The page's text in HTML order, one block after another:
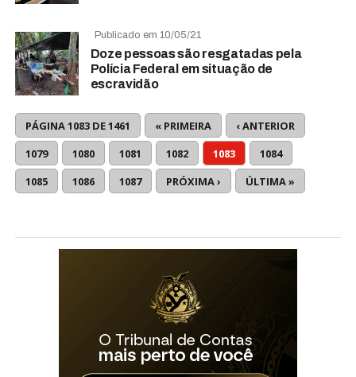
Publicado em 10/05/21
Doze pessoas são resgatadas pela
Polícia Federal em situação de
escravidão
PÁGINA 1083 DE 1461 « PRIMEIRA
‹ ANTERIOR
1079
1080 1081 1082 1083
1084
1085
1086 1087 PRÓXIMA › ÚLTIMA »